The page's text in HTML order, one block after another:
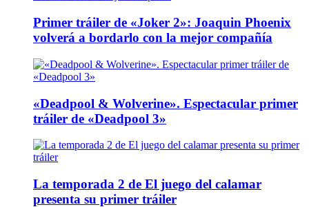
Primer tráiler de «Joker 2»: Joaquin Phoenix
volverá a bordarlo con la mejor compañía
«Deadpool & Wolverine». Espectacular primer
tráiler de «Deadpool 3»
La temporada 2 de El juego del calamar
presenta su primer tráiler